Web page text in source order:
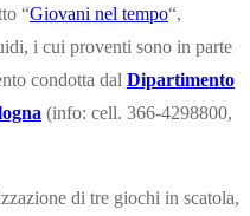
“Giovani nel tempo“,
i cui proventi sono in parte
condotta dal Dipartimento
(info: cell. 366-4298800,
di tre giochi in scatola,